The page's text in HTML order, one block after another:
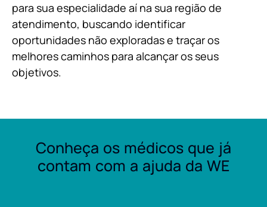
para sua especialidade aí na sua região de
atendimento, buscando identificar
oportunidades não exploradas e traçar os
melhores caminhos para alcançar os seus
objetivos.
Conheça os médicos que já
contam com a ajuda da WE